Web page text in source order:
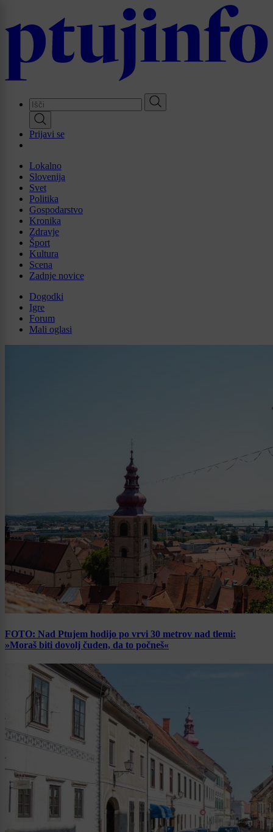
main
Prijavi se
Lokalno
Slovenija
Svet
Politika
Gospodarstvo
Kronika
Zdravje
Šport
Kultura
Scena
Zadnje novice
Dogodki
Igre
Forum
Mali oglasi
FOTO: Nad Ptujem hodijo po vrvi 30 metrov nad tlemi:
»Moraš biti dovolj čuden, da to počneš«